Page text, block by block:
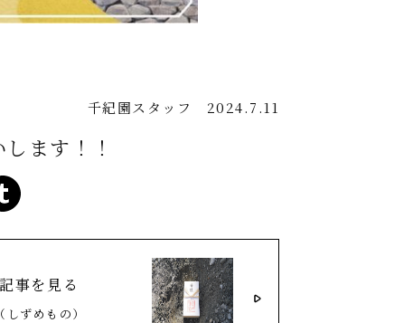
千紀園スタッフ 2024.7.11
ます！！
事を見る
しずめもの）